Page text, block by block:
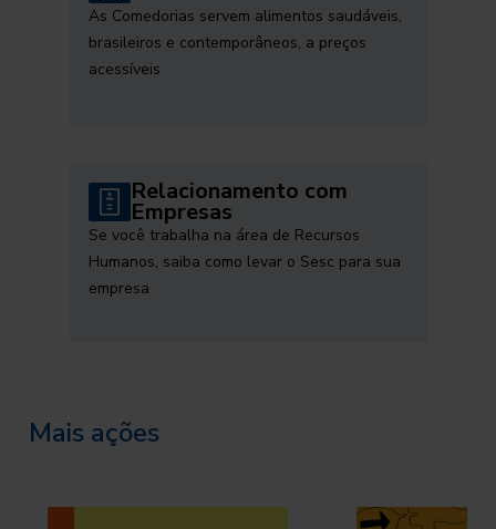
As Comedorias servem alimentos saudáveis,
brasileiros e contemporâneos, a preços
acessíveis
Relacionamento com
Empresas
Se você trabalha na área de Recursos
Humanos, saiba como levar o Sesc para sua
empresa
Mais ações